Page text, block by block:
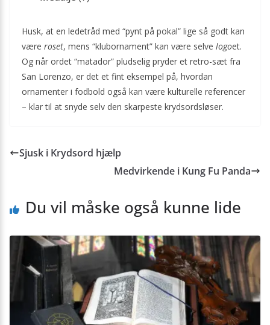
Husk, at en ledetråd med “pynt på pokal” lige så godt kan
være roset, mens “klubornament” kan være selve logoet.
Og når ordet “matador” pludselig pryder et retro-sæt fra
San Lorenzo, er det et fint eksempel på, hvordan
ornamenter i fodbold også kan være kulturelle referencer
– klar til at snyde selv den skarpeste krydsordsløser.
Sjusk i Krydsord hjælp
Medvirkende i Kung Fu Panda
Du vil måske også kunne lide